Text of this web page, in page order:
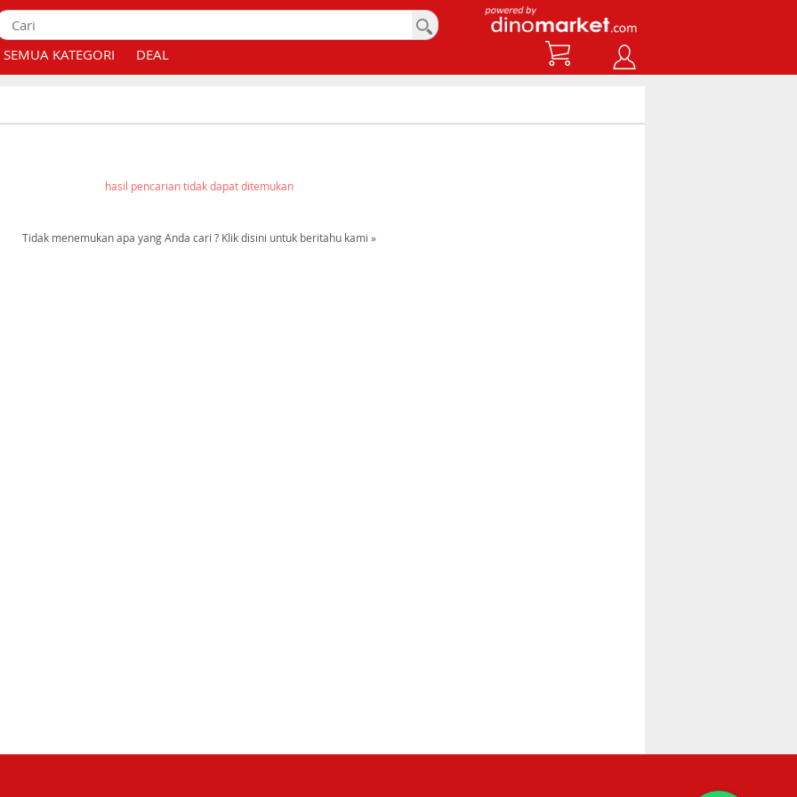
SEMUA KATEGORI DEAL
hasil pencarian tidak dapat ditemukan
Tidak menemukan apa yang Anda cari ? Klik disini untuk beritahu kami »